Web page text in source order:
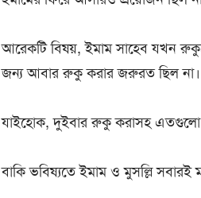
আরেকটি বিষয়, ইমাম সাহেব যখন
জন্য আবার রুকু করার জরুরত ছিল না।
যাইহোক, দুইবার রুকু করাসহ এতগুলো
বাকি ভবিষ্যতে ইমাম ও মুসল্লি